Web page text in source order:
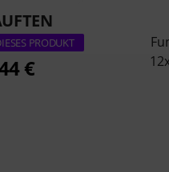
PRODUKT
€